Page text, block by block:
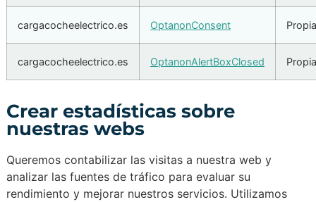
cargacocheelectrico.es OptanonConsent Propia
cargacocheelectrico.es OptanonAlertBoxClosed Propia
Crear estadísticas sobre
nuestras webs
Queremos contabilizar las visitas a nuestra web y
analizar las fuentes de tráfico para evaluar su
rendimiento y mejorar nuestros servicios. Utilizamos